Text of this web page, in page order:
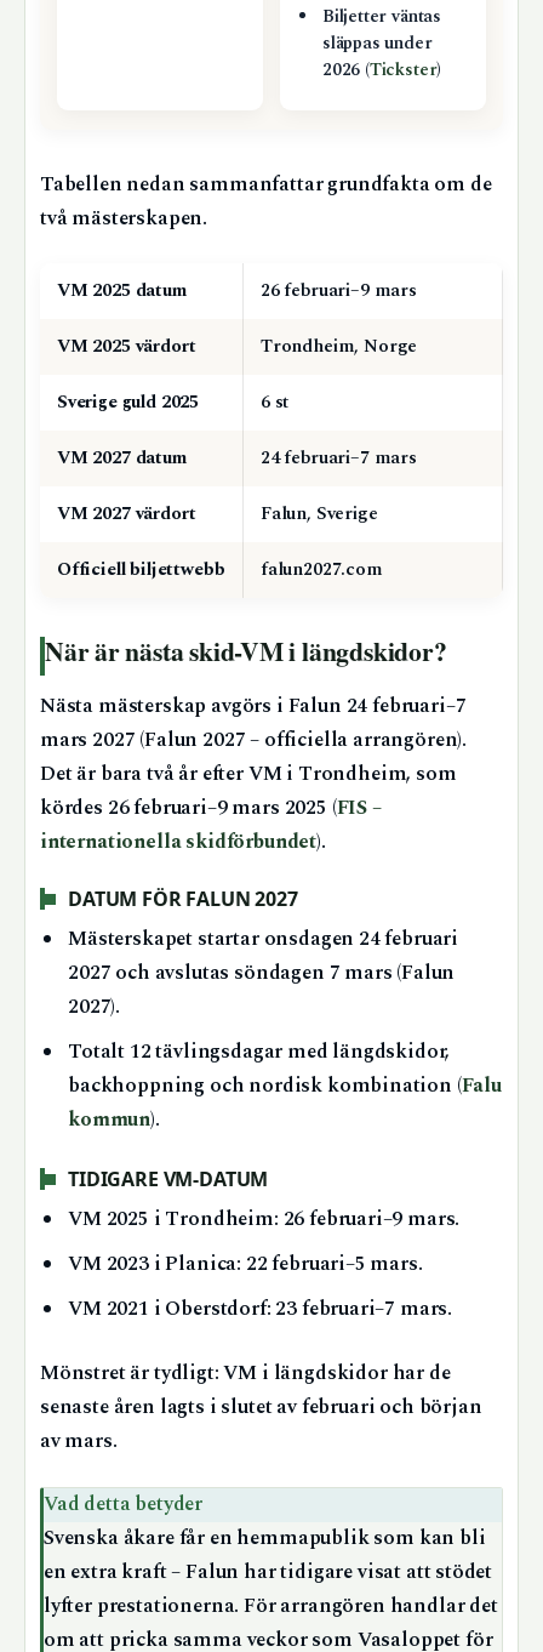
Biljetter väntas
släppas under
2026 (Tickster)
Tabellen nedan sammanfattar grundfakta om de
två mästerskapen.
Grundfakta om skid-VM i längdskidor 2025 och 2027
VM 2025 datum
26 februari–9 mars
VM 2025 värdort
Trondheim, Norge
Sverige guld 2025
6 st
VM 2027 datum
24 februari–7 mars
VM 2027 värdort
Falun, Sverige
Officiell biljettwebb
falun2027.com
När är nästa skid-VM i längdskidor?
Nästa mästerskap avgörs i Falun 24 februari–7
mars 2027 (Falun 2027 – officiella arrangören).
Det är bara två år efter VM i Trondheim, som
kördes 26 februari–9 mars 2025 (FIS –
internationella skidförbundet).
DATUM FÖR FALUN 2027
Mästerskapet startar onsdagen 24 februari
2027 och avslutas söndagen 7 mars (Falun
2027).
Totalt 12 tävlingsdagar med längdskidor,
backhoppning och nordisk kombination (Falu
kommun).
TIDIGARE VM-DATUM
VM 2025 i Trondheim: 26 februari–9 mars.
VM 2023 i Planica: 22 februari–5 mars.
VM 2021 i Oberstdorf: 23 februari–7 mars.
Mönstret är tydligt: VM i längdskidor har de
senaste åren lagts i slutet av februari och början
av mars.
Vad detta betyder
Svenska åkare får en hemmapublik som kan bli
en extra kraft – Falun har tidigare visat att stödet
lyfter prestationerna. För arrangören handlar det
om att pricka samma veckor som Vasaloppet för